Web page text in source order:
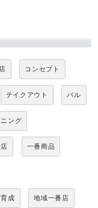
コンセプト
テイクアウト バル
ング
一番商品
育成 地域一番店